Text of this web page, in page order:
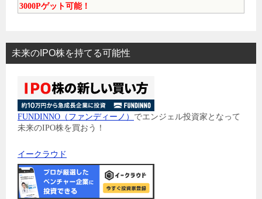
3000Pゲット可能！
未来のIPO株を持てる可能性
FUNDINNO（ファンディーノ） でエンジェル投資家となって
未来のIPO株を買おう！
イークラウド